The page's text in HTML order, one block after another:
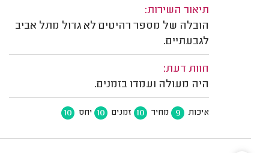
תיאור השירות:
הובלה של מספר רהיטים לא גדול מתל אביב
לגבעתיים.
חוות דעת:
היה מעולה ועמדו בזמנים.
איכות 9 מחיר 10 זמנים 10 יחס 10